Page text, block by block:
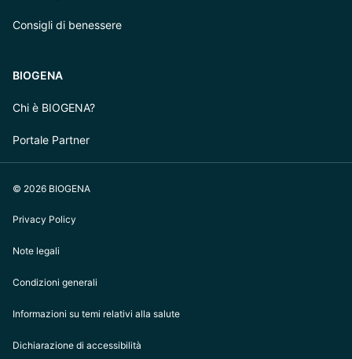
Consigli di benessere
BIOGENA
Chi è BIOGENA?
Portale Partner
© 2026 BIOGENA
Privacy Policy
Note legali
Condizioni generali
Informazioni su temi relativi alla salute
Dichiarazione di accessibilità